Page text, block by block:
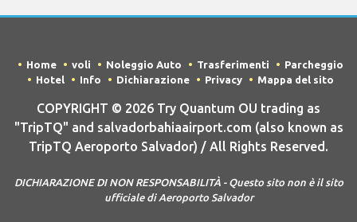
Home voli Noleggio Auto Trasferimenti
Parcheggio
Hotel
Info Dichiarazione Privacy Mappa del sito
COPYRIGHT © 2026 Try Quantum OU trading as
"TripTQ" and salvadorbahiaairport.com (also known as
TripTQ Aeroporto Salvador) / All Rights Reserved.
DICHIARAZIONE DI NON RESPONSABILITÀ - Questo sito non è il sito
ufficiale di Aeroporto Salvador